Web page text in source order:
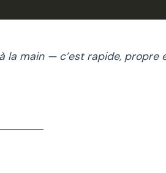
la main — c’est rapide, propre